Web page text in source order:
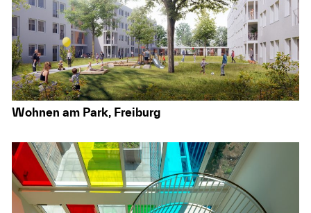
Wohnen am Park, Freiburg